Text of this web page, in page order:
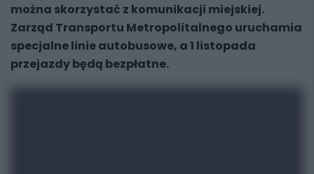
można skorzystać z komunikacji miejskiej.
Zarząd Transportu Metropolitalnego uruchamia
specjalne linie autobusowe, a 1 listopada
przejazdy będą bezpłatne.